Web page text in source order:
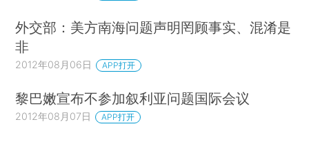
外交部：美方南海问题声明罔顾事实、混淆是
非
2012年08月06日 APP打开
黎巴嫩宣布不参加叙利亚问题国际会议
2012年08月07日 APP打开